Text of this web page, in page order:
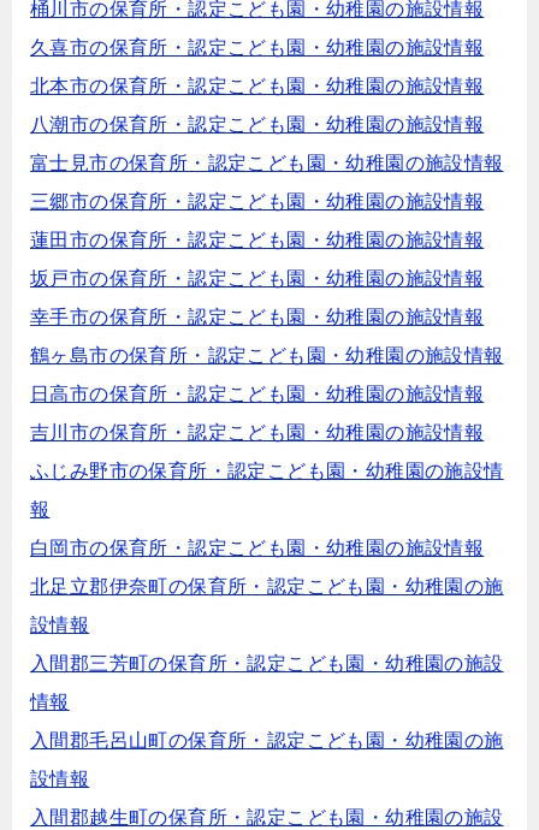
桶川市の保育所・認定こども園・幼稚園の施設情報
久喜市の保育所・認定こども園・幼稚園の施設情報
北本市の保育所・認定こども園・幼稚園の施設情報
八潮市の保育所・認定こども園・幼稚園の施設情報
富士見市の保育所・認定こども園・幼稚園の施設情報
三郷市の保育所・認定こども園・幼稚園の施設情報
蓮田市の保育所・認定こども園・幼稚園の施設情報
坂戸市の保育所・認定こども園・幼稚園の施設情報
幸手市の保育所・認定こども園・幼稚園の施設情報
鶴ヶ島市の保育所・認定こども園・幼稚園の施設情報
日高市の保育所・認定こども園・幼稚園の施設情報
吉川市の保育所・認定こども園・幼稚園の施設情報
ふじみ野市の保育所・認定こども園・幼稚園の施設情
報
白岡市の保育所・認定こども園・幼稚園の施設情報
北足立郡伊奈町の保育所・認定こども園・幼稚園の施
設情報
入間郡三芳町の保育所・認定こども園・幼稚園の施設
情報
入間郡毛呂山町の保育所・認定こども園・幼稚園の施
設情報
入間郡越生町の保育所・認定こども園・幼稚園の施設